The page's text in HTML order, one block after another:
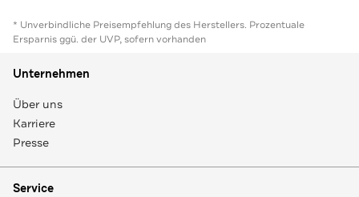
* Unverbindliche Preisempfehlung des Herstellers. Prozentuale
Ersparnis ggü. der UVP, sofern vorhanden
Unternehmen
Über uns
Karriere
Presse
Service